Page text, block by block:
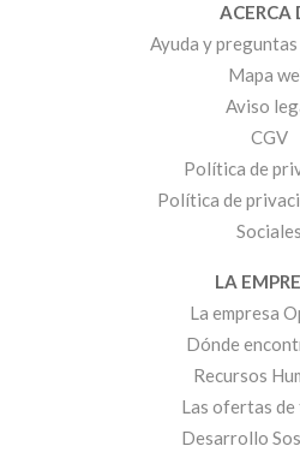
ACERCA
Ayuda y
Mapa
Aviso
CGV
Política de
Política de
Sociales
LA
La empresa
Dónde
Recursos
Las ofertas
Desarrollo